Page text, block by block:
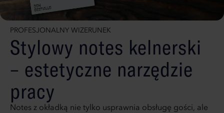
PROFESJONALNY WIZERUNEK
Stylowy notes kelnerski
– estetyczne narzędzie
pracy
Notes z okładką nie tylko usprawnia obsługę gości, ale